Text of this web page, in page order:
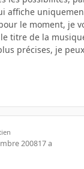
affiche
le moment, je
titre de la
précises, je
200817 a